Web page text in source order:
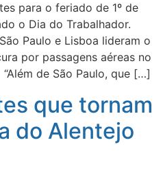
para o feriado de 1º de
o Dia do Trabalhador.
Paulo e Lisboa lideram o
por passagens aéreas no
de São Paulo, que […]
que tornam
do Alentejo